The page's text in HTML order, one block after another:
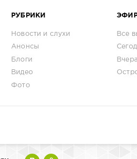
РУБРИКИ
Новости и слухи
Анонсы
Блоги
Видео
Фото
Все